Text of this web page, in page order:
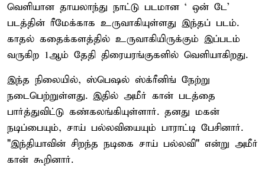
வெளியான தாயலாந்து நாட்டு படமான ` ஒன் டே'
படத்தின் ரீமேக்காக உருவாகியுள்ளது இந்தப் படம்.
காதல் கதைக்களத்தில் உருவாகியிருக்கும் இப்படம்
வருகிற 1ஆம் தேதி திரையரங்குகளில் வெளியாகிறது.
இந்த நிலையில், ஸ்பெஷல் ஸ்க்ரீனிங் நேற்று
நடைபெற்றுள்ளது. இதில் அமீர் கான் படத்தை
பார்த்துவிட்டு கண்கலங்கியுள்ளார். தனது மகன்
நடிப்பையும், சாய் பல்லவியையும் பாராட்டி பேசினார்.
"இந்தியாவின் சிறந்த நடிகை சாய் பல்லவி" என்று அமீர்
கான் கூறினார்.